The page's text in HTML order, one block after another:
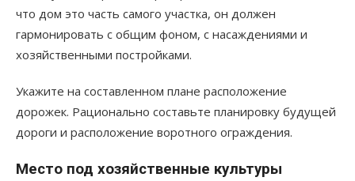
что дом это часть самого участка, он должен
гармонировать с общим фоном, с насаждениями и
хозяйственными постройками.
Укажите на составленном плане расположение
дорожек. Рационально составьте планировку будущей
дороги и расположение воротного ограждения.
Место под хозяйственные культуры